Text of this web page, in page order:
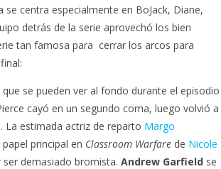
centra especialmente en BoJack, Diane,
detrás de la serie aprovechó los bien
tan famosa para cerrar los arcos para
se pueden ver al fondo durante el episodio
cayó en un segundo coma, luego volvió a
La estimada actriz de reparto Margo
principal en Classroom Warfare de Nicole
demasiado bromista. Andrew Garfield se